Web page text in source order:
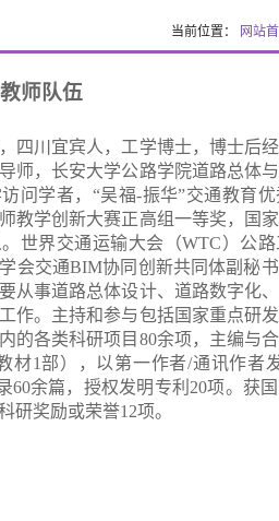
当前位置： 网站
教师队伍
四川宜宾人，工学博士，博士后
师，长安大学公路学院道路总体与
问学者， “吴福-振华”交通教育优
教学创新大赛正高组一等奖，国
世界交通运输大会（WTC）公
会交通BIM协同创新共同体副秘
从事道路总体设计、道路数字化
作。主持和参与包括国家重点研
的各类科研项目 80余项，主编与
材1部），以第一作者/通讯作者
60余篇，授权发明专利 20项。获
研奖励或荣誉12项。